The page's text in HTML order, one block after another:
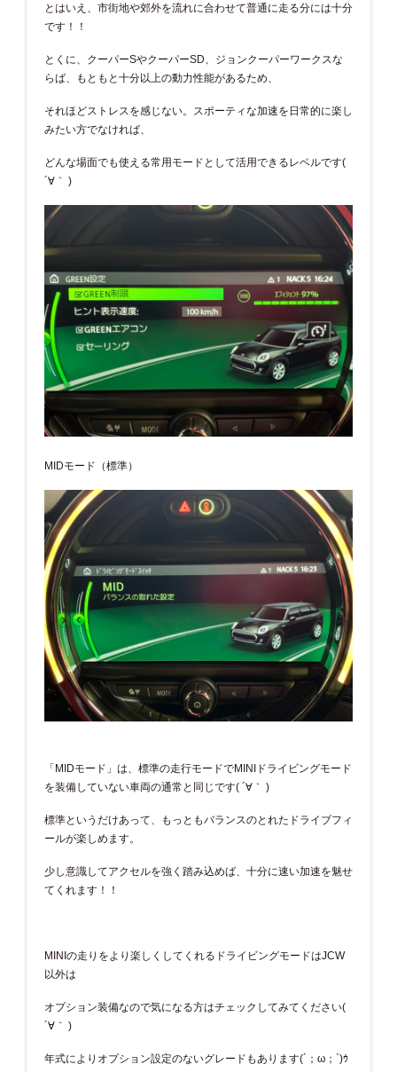
とはいえ、市街地や郊外を流れに合わせて普通に走る分には十分
です！！
とくに、クーパーSやクーパーSD、ジョンクーパーワークスな
らば、もともと十分以上の動力性能があるため、
それほどストレスを感じない。スポーティな加速を日常的に楽し
みたい方でなければ、
どんな場面でも使える常用モードとして活用できるレベルです(
´∀｀ )
MIDモード（標準）
「MIDモード」は、標準の走行モードでMINIドライビングモード
を装備していない車両の通常と同じです( ´∀｀ )
標準というだけあって、もっともバランスのとれたドライブフィ
ールが楽しめます。
少し意識してアクセルを強く踏み込めば、十分に速い加速を魅せ
てくれます！！
MINIの走りをより楽しくしてくれるドライビングモードはJCW
以外は
オプション装備なので気になる方はチェックしてみてください(
´∀｀ )
年式によりオプション設定のないグレードもあります(´；ω；`)ｳ